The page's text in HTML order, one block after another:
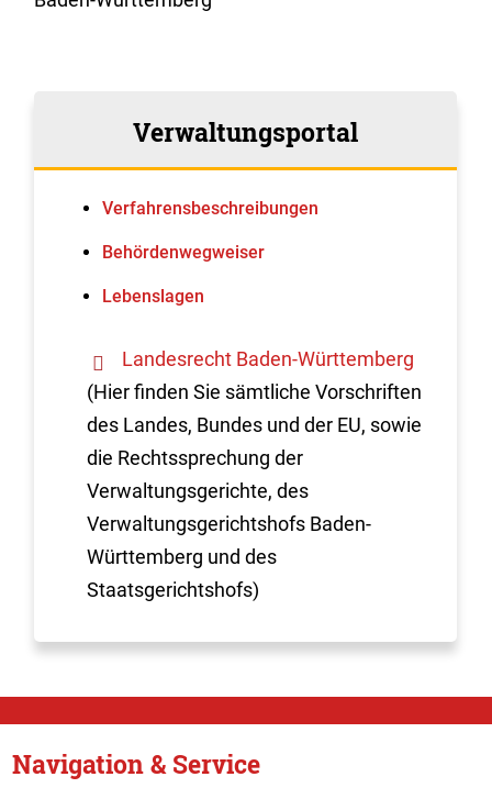
Verwaltungsportal
Verfahrens­beschreibungen
Behördenwegweiser
Lebenslagen
Landesrecht Baden-Württemberg
(Hier finden Sie sämtliche Vorschriften
des Landes, Bundes und der EU, sowie
die Rechtssprechung der
Verwaltungsgerichte, des
Verwaltungsgerichtshofs Baden-
Württemberg und des
Staatsgerichtshofs)
Navigation & Service